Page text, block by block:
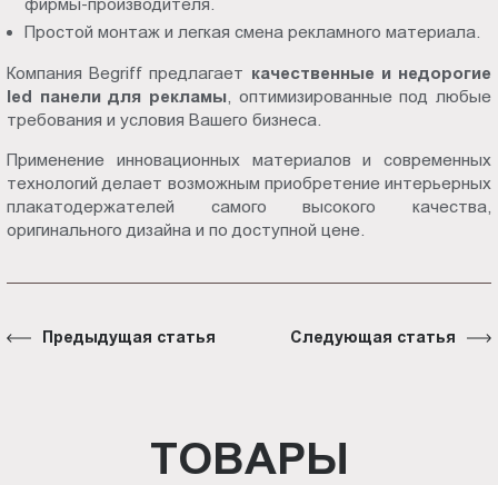
фирмы-производителя.
Простой монтаж и легкая смена рекламного материала.
Компания Begriff предлагает качественные и недорогие
led панели для рекламы , оптимизированные под любые
требования и условия Вашего бизнеса.
Применение инновационных материалов и современных
технологий делает возможным приобретение интерьерных
плакатодержателей самого высокого качества,
оригинального дизайна и по доступной цене.
Предыдущая статья Следующая статья
ТОВАРЫ